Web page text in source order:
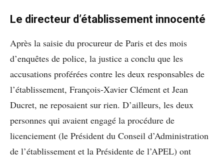
Le directeur d’établissement innocenté
Après la saisie du procureur de Paris et des mois
d’enquêtes de police, la justice a conclu que les
accusations proférées contre les deux responsables de
l’établissement, François-Xavier Clément et Jean
Ducret, ne reposaient sur rien. D’ailleurs, les deux
personnes qui avaient engagé la procédure de
licenciement (le Président du Conseil d’Administration
de l’établissement et la Présidente de l’APEL) ont